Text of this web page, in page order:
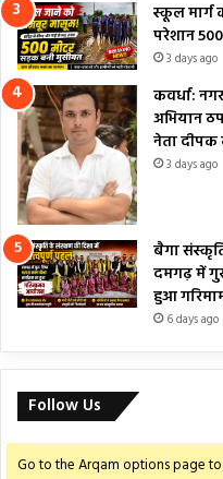
स्कूल मार्ग
परेशान
3 days ago
कवर्धा:
अभियान
नेता दीपक
3 days ago
बैगा
दमगढ़ में
हुआ
6 days ago
Follow Us
Go to the Arqam options page